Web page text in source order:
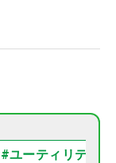
#ユーティリティ